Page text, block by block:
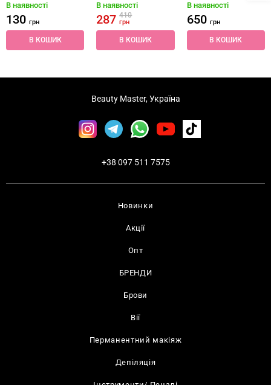
В наявності
130 грн
В КОШИК
В наявності
287410
грн
В КОШИК
В наявності
650 грн
В КОШИК
Новинки
Акції
Опт
БРЕНДИ
Брови
Вії
Перманентний макіяж
Депіляція
Beauty Master, Україна
+38 097 511 7575